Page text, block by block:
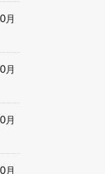
月
月
月
月